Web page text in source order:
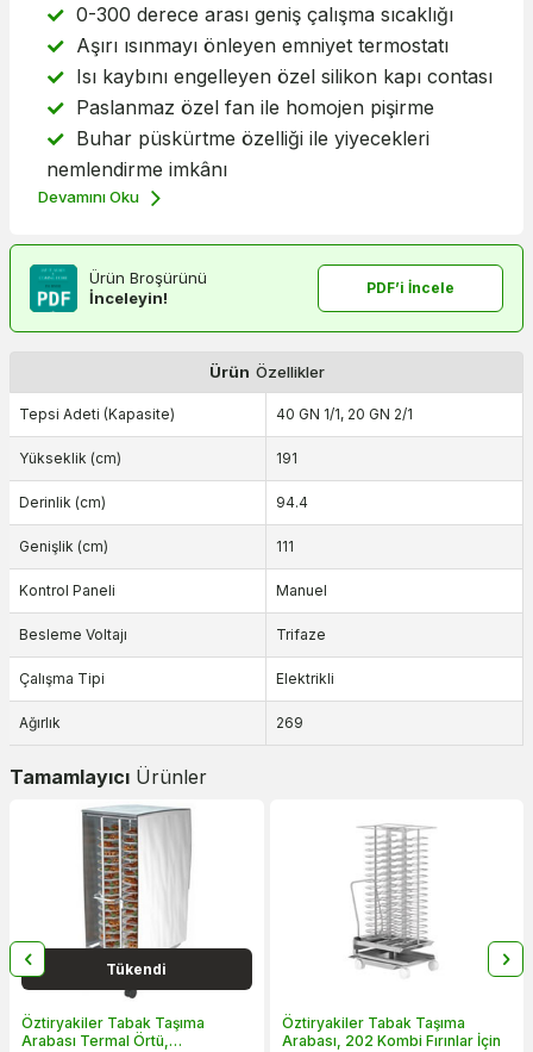
0-300 derece arası geniş çalışma sıcaklığı
Aşırı ısınmayı önleyen emniyet termostatı
Isı kaybını engelleyen özel silikon kapı contası
Paslanmaz özel fan ile homojen pişirme
Buhar püskürtme özelliği ile yiyecekleri
nemlendirme imkânı
Devamını Oku
Ürün Broşürünü
İnceleyin!
PDF’i İncele
Ürün Özellikler
Tepsi Adeti (Kapasite) 40 GN 1/1, 20 GN 2/1
Yükseklik (cm) 191
Derinlik (cm) 94.4
Genişlik (cm) 111
Kontrol Paneli Manuel
Besleme Voltajı Trifaze
Çalışma Tipi Elektrikli
Ağırlık 269
Tamamlayıcı Ürünler
Tükendi
Öztiryakiler Tabak Taşıma
Arabası Termal Örtü,
Öztiryakiler Tabak Taşıma
Arabası, 202 Kombi Fırınlar İçin